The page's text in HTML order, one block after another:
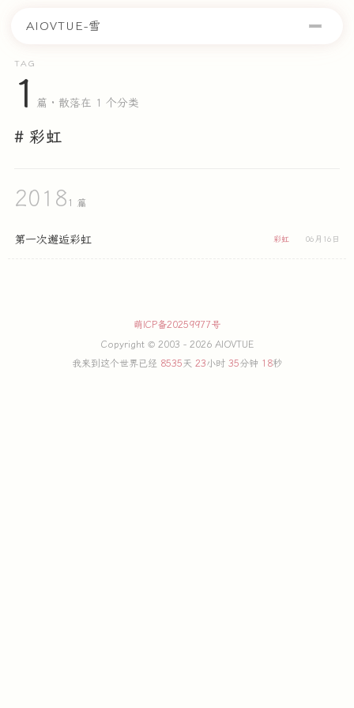
AIOVTUE-雪
TAG
1 篇 · 散落在 1 个分类
# 彩虹
2018 1 篇
第一次邂逅彩虹 彩虹 06月16日
萌ICP备20259977号
Copyright © 2003 - 2026 AIOVTUE
我来到这个世界已经 8535 天 23小时 35分钟 18秒